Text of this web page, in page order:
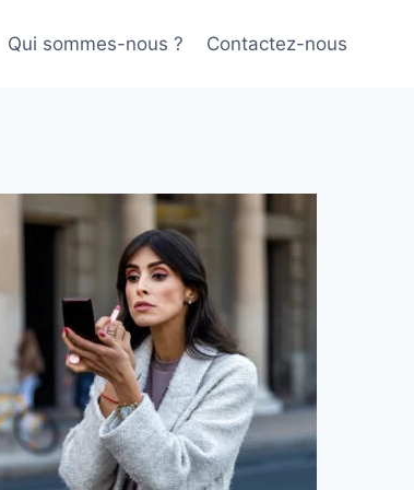
Qui sommes-nous ? Contactez-nous